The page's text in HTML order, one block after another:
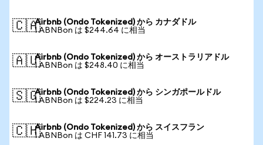
🇨🇦Airbnb (Ondo Tokenized) から カナダドル
1 ABNBon は $244.64 に相当
🇦🇺Airbnb (Ondo Tokenized) から オーストラリアドル
1 ABNBon は $248.40 に相当
🇸🇬Airbnb (Ondo Tokenized) から シンガポールドル
1 ABNBon は $224.23 に相当
🇨🇭Airbnb (Ondo Tokenized) から スイスフラン
1 ABNBon は CHF 141.73 に相当